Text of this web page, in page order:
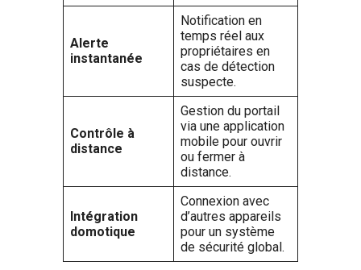
Alerte
instantanée
Notification en
temps réel aux
propriétaires en
cas de détection
suspecte.
Contrôle à
distance
Gestion du portail
via une application
mobile pour ouvrir
ou fermer à
distance.
Intégration
domotique
Connexion avec
d’autres appareils
pour un système
de sécurité global.